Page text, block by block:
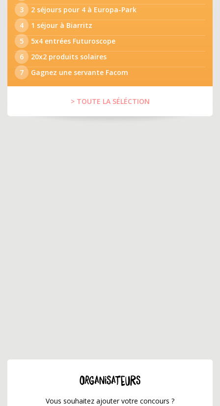
3
2 séjours pour 4 à Europa-Park
4
1 séjour à Biarritz
5
5x4 entrées Futuroscope
6
20x2 produits solaires
7
Gagnez une servante Facom
> TOUTE LA SÉLÉCTION
ORGANISATEURS
Vous souhaitez ajouter votre concours ?